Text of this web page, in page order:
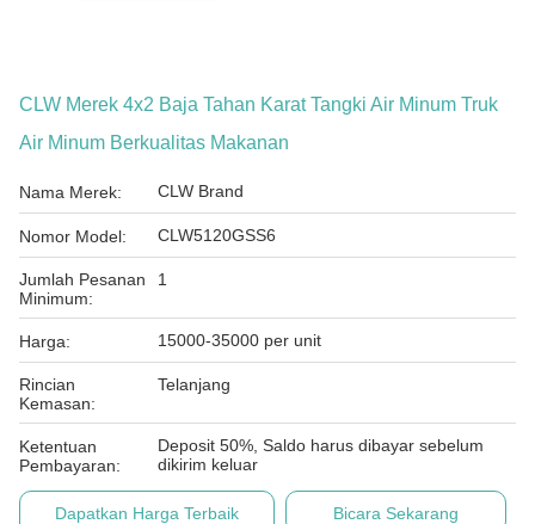
CLW Merek 4x2 Baja Tahan Karat Tangki Air Minum Truk
Air Minum Berkualitas Makanan
Nama Merek: CLW Brand
Nomor Model: CLW5120GSS6
Jumlah Pesanan
Minimum:
1
Harga: 15000-35000 per unit
Rincian
Kemasan:
Telanjang
Ketentuan
Pembayaran:
Deposit 50%, Saldo harus dibayar sebelum
dikirim keluar
Dapatkan Harga Terbaik Bicara Sekarang